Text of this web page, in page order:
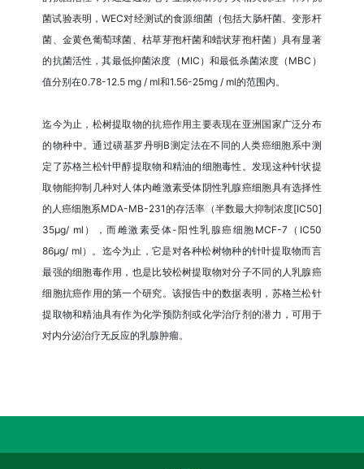
菌试验表明，WEC对经测试的食源细菌（包括大肠杆菌、变形杆
菌、金黄色葡萄球菌、枯草芽孢杆菌和蜡状芽孢杆菌）具有显著
的抗菌活性，其最低抑菌浓度（MIC）和最低杀菌浓度（MBC）
值分别在0.78-12.5 mg / ml和1.56-25mg / ml的范围内。
迄今为止，松树提取物的抗癌作用主要表现在亚洲国家广泛分布
的物种中。通过磺基罗丹明B测定法在不同的人类癌细胞系中测
定了苏格兰松针甲醇提取物和精油的细胞毒性。发现这种针状提
取物能抑制几种对人体内雌激素受体阴性乳腺癌细胞具有选择性
的人癌细胞系MDA-MB-231的存活率（半数最大抑制浓度[IC50]
35μg/ ml），而雌激素受体-阳性乳腺癌细胞MCF-7（IC50
86μg/ ml）。迄今为止，它是对各种松树物种的针叶提取物而言
最强的细胞毒作用，也是比较松树提取物对分子不同的人乳腺癌
细胞抗癌作用的第一个研究。该报告中的数据表明，苏格兰松针
提取物和精油具有作为化学预防剂或化学治疗剂的潜力，可用于
对内分泌治疗无反应的乳腺肿瘤。